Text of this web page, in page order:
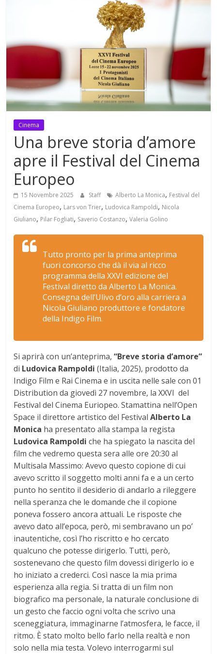
cultura,
curiosità
Cinema
Una breve storia d’amore
apre il Festival del Cinema
Europeo
15 Novembre 2025 Staff Alberto La Monica, Festival del
Cinema Europeo, Lars von Trier, Ludovica Rampoldi, Nicola
Giuliano, Pilar Fogliati, Saverio Costanzo,Valeria Golino
Tutto pronto per la prima anteprima
fuori concorso che dà il via al ricco
programma della XXVI edizione del
Festival diretto da Alberto La Monica.
Consegna dell’Ulivo d’oro alla carriera a
Nicola Giuliano produttore e fondatore
della Indigo Film.
Si aprirà con un’anteprima,“Breve storia d’amore”
di Ludovica Rampoldi (Italia, 2025), prodotto da
Indigo Film e Rai Cinema e in uscita nelle sale con 01
Distribution da giovedì 27 novembre, la XXVI del
Festival del Cinema Euriopeo. Stamattina nell’Open
Space il direttore artistico del FestivalAlberto La
Monica ha presentato alla stampa la regista
Ludovica Rampoldiche ha spiegato la nascita del
film che vedremo questa sera alle ore 20:30 al
Multisala Massimo: Avevo questo copione di cui
avevo scritto il soggetto molti anni fa e a un certo
punto ho sentito il desiderio di andarlo a rileggere
nella speranza che le domande che il copione
poneva fossero ancora attuali. Le risposte che
avevo dato all’epoca, però, mi sembravano un po’
inautentiche, così l’ho riscritto e ho cercato
qualcuno che potesse dirigerlo. Tutti, però,
sostenevano che questo film dovessi dirigerlo io e
ho iniziato a crederci. Così nasce la mia prima
esperienza alla regia. Si tratta di un film non
biografico ma personale, la naturale conclusione di
un gesto che faccio ogni volta che scrivo una
sceneggiatura, immaginarne l’atmosfera, le facce, il
ritmo. È stato molto bello farlo nella realtà e non
solo nella mia testa. Volevo interrogarmi sul